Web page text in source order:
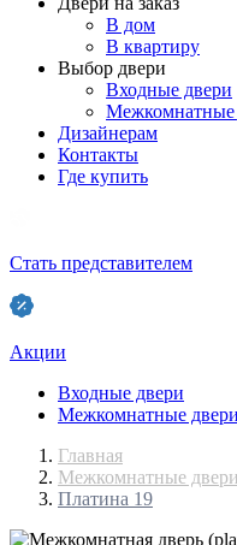
В дом
В квартиру
Выбор двери
Входные двери
Межкомнатные
Дизайнерам
Контакты
Где купить
Стать представителем
Акции
Входные двери
Межкомнатные двери
Главная
Межкомнатные двери
Платина 19